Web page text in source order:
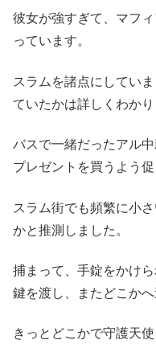
彼女が強すぎて、マフ
っています。
スラムを諸点にしてい
ていたかは詳しくわかり
バスで一緒だったアル
プレゼントを買うよう
スラム街でも頻繁に小
かと推測しました。
捕まって、手錠をかけ
鍵を渡し、またどこかへ
きっとどこかで守護天